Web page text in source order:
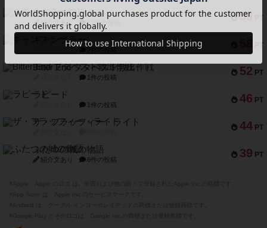
59 PT
スモールワールド
紹介文あり 13件の投稿
PT
ギャンブラー
52 PT
Bitter End ブタペスト救出作戦
1件の投稿
46 PT
ラピード
1件の投稿
44 PT
ザ・フラッフィー・ライト
39 PT
ふたつの城の物語
紹介文あり 6件の投稿